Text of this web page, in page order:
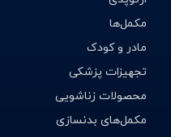
راهنمای خرید
بیشترین تأثیر را داشته باشد.
جنس و قابلیت تنفس:
و قابل تنفس انتخاب کنید.
مکمل‌ها
مادر و کودک
تجهیزات پزشکی
محصولات زناشویی
مکمل‌های بدنسازی